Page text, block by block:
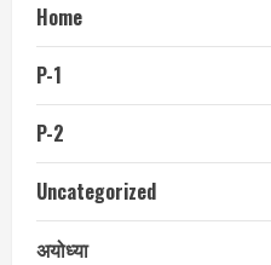
Home
P-1
P-2
Uncategorized
अयोध्या